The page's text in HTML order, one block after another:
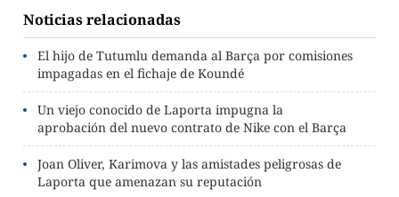
Noticias relacionadas
El hijo de Tutumlu demanda al Barça por comisiones
impagadas en el fichaje de Koundé
Un viejo conocido de Laporta impugna la
aprobación del nuevo contrato de Nike con el Barça
Joan Oliver, Karimova y las amistades peligrosas de
Laporta que amenazan su reputación